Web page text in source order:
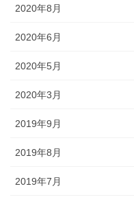
2020年8月
2020年6月
2020年5月
2020年3月
2019年9月
2019年8月
2019年7月
戚や知人らをもてなすことを
◆天人堂とは？・・・・・
ました。加賀藩主前田家の
だと思われます。「勉強が
料理のほかに、昔は、菓子